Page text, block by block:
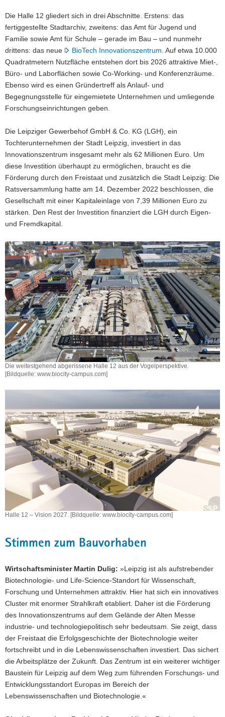
Die Halle 12 gliedert sich in drei Abschnitte. Erstens: das
fertiggestellte Stadtarchiv, zweitens: das Amt für Jugend und
Familie sowie Amt für Schule – gerade im Bau – und nunmehr
drittens: das neue
BioTech Innovationszentrum . Auf etwa 10.000
Quadratmetern Nutzfläche entstehen dort bis 2026 attraktive Miet-,
Büro- und Laborflächen sowie Co-Working- und Konferenzräume.
Ebenso wird es einen Gründertreff als Anlauf- und
Begegnungsstelle für eingemietete Unternehmen und umliegende
Forschungseinrichtungen geben.
Die Leipziger Gewerbehof GmbH & Co. KG (LGH), ein
Tochterunternehmen der Stadt Leipzig, investiert in das
Innovationszentrum insgesamt mehr als 62 Millionen Euro. Um
diese Investition überhaupt zu ermöglichen, braucht es die
Förderung durch den Freistaat und zusätzlich die Stadt Leipzig: Die
Ratsversammlung hatte am 14. Dezember 2022 beschlossen, die
Gesellschaft mit einer Kapitaleinlage von 7,39 Millionen Euro zu
stärken. Den Rest der Investition finanziert die LGH durch Eigen-
und Fremdkapital.
Die weitestgehend abgerissene Halle 12 aus der Vogelperspektive.
[Bildquelle: www.biocity-campus.com]
Halle 12 – Vision 2027. [Bildquelle: www.biocity-campus.com]
Stimmen zum Bauvorhaben
Wirtschaftsminister Martin Dulig: »Leipzig ist als aufstrebender
Biotechnologie- und Life-Science-Standort für Wissenschaft,
Forschung und Unternehmen attraktiv. Hier hat sich ein innovatives
Cluster mit enormer Strahlkraft etabliert. Daher ist die Förderung
des Innovationszentrums auf dem Gelände der Alten Messe
industrie- und technologiepolitisch sehr bedeutsam. Sie zeigt, dass
der Freistaat die Erfolgsgeschichte der Biotechnologie weiter
fortschreibt und in die Lebenswissenschaften investiert. Das sichert
die Arbeitsplätze der Zukunft. Das Zentrum ist ein weiterer wichtiger
Baustein für Leipzig auf dem Weg zum führenden Forschungs- und
Entwicklungsstandort Europas im Bereich der
Lebenswissenschaften und Biotechnologie.«